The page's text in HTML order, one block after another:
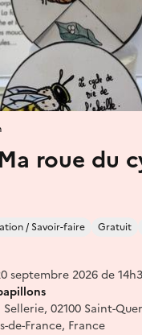
roue du
/ Savoir-faire Gratuit
septembre 2026 de
Sellerie, 02100 Saint-
de-France, France